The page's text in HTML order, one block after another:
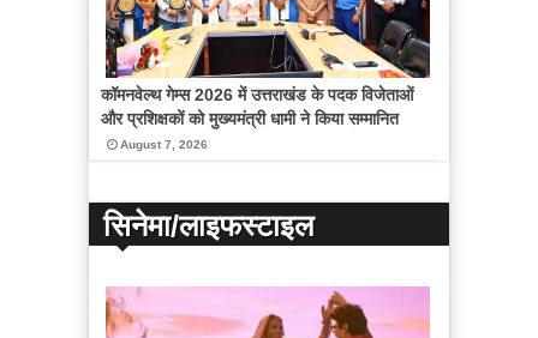
कॉमनवेल्थ गेम्स 2026 में उत्तराखंड के पदक विजेताओं
और प्रशिक्षकों को मुख्यमंत्री धामी ने किया सम्मानित
August 7, 2026
सिनेमा/लाइफस्टाइल